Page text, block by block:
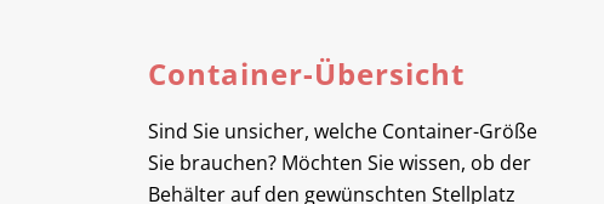
Container-Übersicht
Sind Sie unsicher, welche Container-Größe
Sie brauchen? Möchten Sie wissen, ob der
Behälter auf den gewünschten Stellplatz